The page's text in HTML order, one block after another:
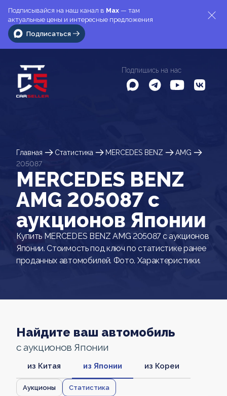
Подписывайся на наш канал в Max — там
актуальные цены и интересные предложения
Подписаться
Подпишись на нас
Главная Статистика MERCEDES BENZ
AMG
205087
MERCEDES BENZ
AMG 205087 c
аукционов Японии
Купить MERCEDES BENZ AMG 205087 с аукционов
Японии. Стоимость под ключ по статистике ранее
проданных автомобилей. Фото. Характеристики.
Найдите ваш автомобиль
с аукционов Японии
из Китая из Японии из Кореи
Аукционы Статистика